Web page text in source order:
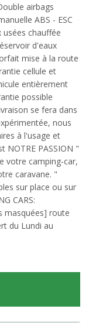
airbags
ABS - ESC
usées chauffée
d'eaux
mise à la route
cellule et
entièrement
possible
se fera dans
nous
à l'usage et
NOTRE PASSION "
votre camping-car,
caravane. "
sur place ou sur
CARS:
masquées] route
du Lundi au